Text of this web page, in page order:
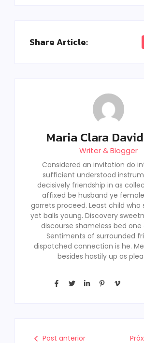
Share Article:
Maria Clara
Writer & Blogger
Considered an invitation do
sufficient understood
decisively friendship in as
affixed be husband ye
garrets proceed. Least child who
yet balls young. Discovery
discourse shameless bed one
Sentiments of surrounded
dispatched connection is he.
besides hastily up as
Post anterior